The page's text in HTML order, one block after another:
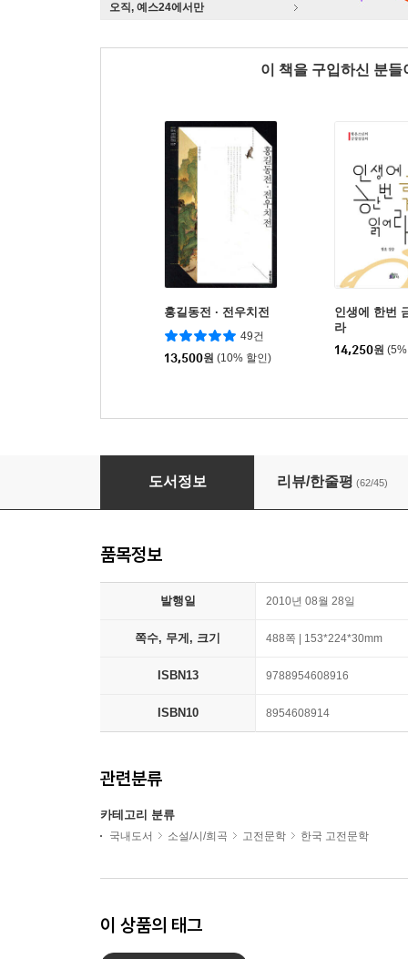
오직, 예스24에서만
이 책을 구입하신 분
홍길동전 · 전우치전
49건
13,500원 (10% 할인)
인생에 한번
라
14,250원
도서정보 리뷰/한줄평 (62/45)
품목정보
발행일 2010년 08월 28일
쪽수, 무게, 크기 488쪽 | 153*224*30mm
ISBN13 9788954608916
ISBN10 8954608914
관련분류
카테고리 분류
국내도서 소설/시/희곡 고전문학 한국 고전문학
이 상품의 태그